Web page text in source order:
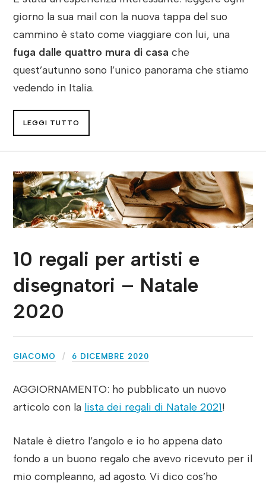
giorno la sua mail con la nuova tappa del suo
cammino è stato come viaggiare con lui, una
fuga dalle quattro mura di casache
quest’autunno sono l’unico panorama che stiamo
vedendo in Italia.
LEGGI TUTTO
10 regali per artisti e
disegnatori – Natale
2020
GIACOMO 6 DICEMBRE 2020
AGGIORNAMENTO: ho pubblicato un nuovo
articolo con la lista dei regali di Natale 2021!
Natale è dietro l’angolo e io ho appena dato
fondo a un buono regalo che avevo ricevuto per il
mio compleanno, ad agosto. Vi dico cos’ho